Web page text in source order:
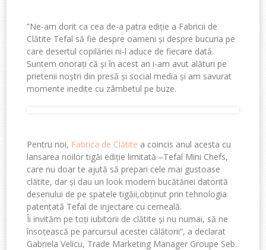
”Ne-am dorit ca cea de-a patra ediție a Fabricii de
Clătite Tefal să fie despre oameni și despre bucuria pe
care desertul copilăriei ni-l aduce de fiecare dată.
Suntem onorați că și în acest an i-am avut alături pe
prietenii noștri din presă și social media și am savurat
momente inedite cu zâmbetul pe buze.
Pentru noi, Fabrica de Clătite a coincis anul acesta cu
lansarea noilor tigăi ediție limitată –Tefal Mini Chefs,
care nu doar te ajută să prepari cele mai gustoase
clătite, dar și dau un look modern bucătăriei datorită
desenului de pe spatele tigăii,obținut prin tehnologia
patentată Tefal de injectare cu cerneală.
Îi invităm pe toți iubitorii de clătite și nu numai, să ne
însoțească pe parcursul acestei călătorii”, a declarat
Gabriela Velicu, Trade Marketing Manager Groupe Seb.